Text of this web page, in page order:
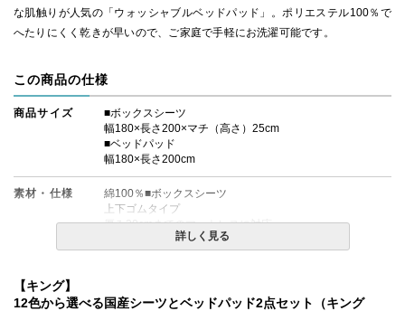
な肌触りが人気の「ウォッシャブルベッドパッド」。ポリエステル100％で
へたりにくく乾きが早いので、ご家庭で手軽にお洗濯可能です。
この商品の仕様
商品サイズ
■ボックスシーツ
幅180×長さ200×マチ（高さ）25cm
■ベッドパッド
幅180×長さ200cm
素材・仕様
綿100％■ボックスシーツ
上下ゴムタイプ
厚み20cmまでのマットレスに対応
表地：ポリ100%（ピーチスキン）
（四隅に固定用のゴムが付いています。）
詳しく見る
【キング】
12色から選べる国産シーツとベッドパッド2点セット（キング